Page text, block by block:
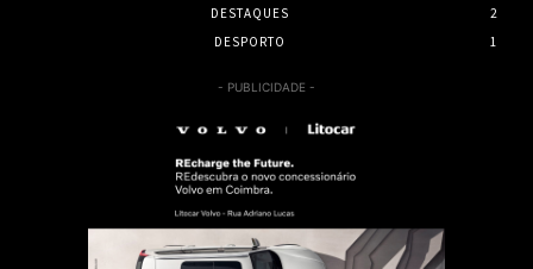
DESTAQUES
2
DESPORTO
1
- PUBLICIDADE -